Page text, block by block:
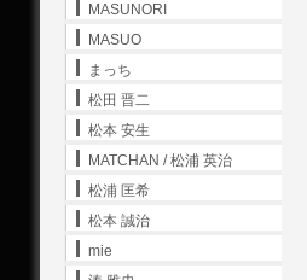
MASUNORI
MASUO
まっち
松田 晋二
松本 安生
MATCHAN / 松浦 英治
松浦 匡希
松本 誠治
mie